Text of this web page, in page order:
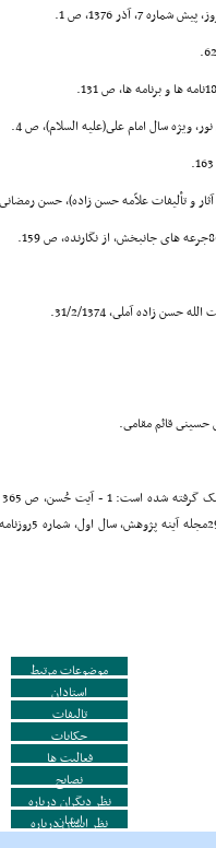
7، آذر 1376، ص 1.
ویژه سال امام على(علیه السلام)، ص 4.
تألیفات علاّمه حسن زاده)، حسن رمضانى، ص
زاده آملى، 31/2/1374.
قائم مقامى.
موضوعات مرتبط
استادان
تالیفات
حکایات
فعالیت ها
نصایح
نظر دیگران درباره
ایشان
نظر ایشان درباره